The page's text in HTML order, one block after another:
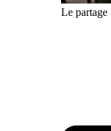
Le partage